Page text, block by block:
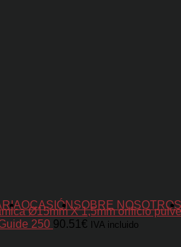
OCASIÓNSOBRE NOSOTROS
Ø15mm X 1,5mm orificio
250 90.51 € IVA incluido